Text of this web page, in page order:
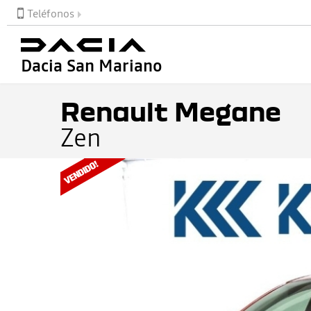
Teléfonos
Dacia San Mariano
Renault Megane
Zen